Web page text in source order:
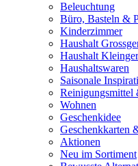
Beleuchtung
Büro, Basteln &
Kinderzimmer
Haushalt
Haushalt
Haushaltswaren
Saisonale
Reinigungsmittel
Wohnen
Geschenkidee
Geschenkkarten
Aktionen
Neu im Sortiment